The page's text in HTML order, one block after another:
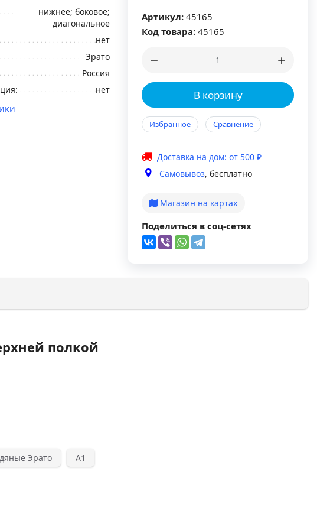
Артикул: 45165
Код товара: 45165
В корзину
Избранное Сравнение
Доставка на дом: от 500 ₽
Самовывоз, бесплатно
Магазин на картах
Поделиться в соц-сетях
нижнее; боковое;
диагональное
нет
Эрато
Россия
нет
полкой
Эрато А1